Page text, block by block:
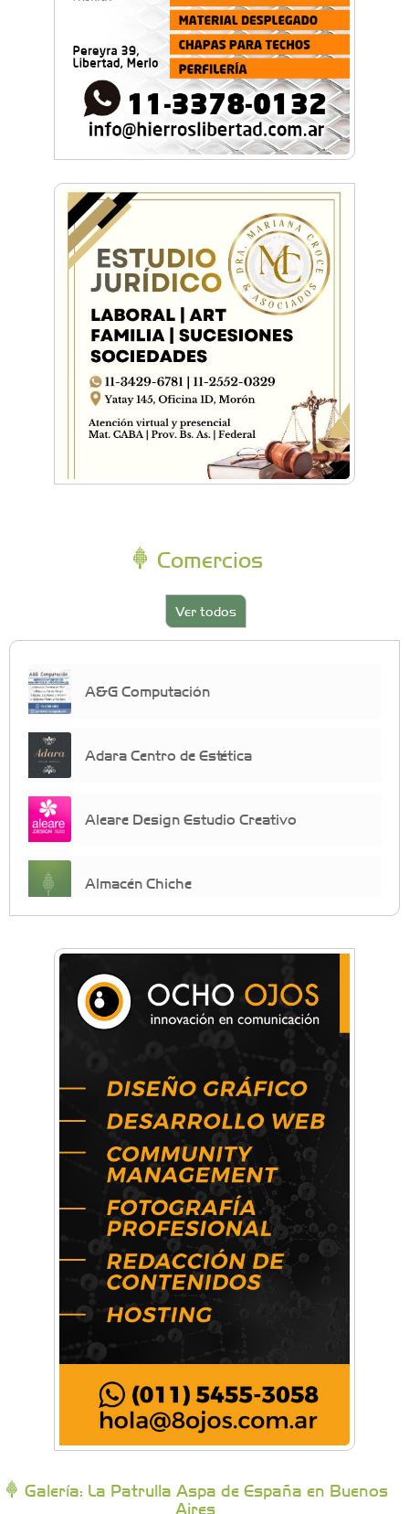
Comercios
Ver todos
A&G Computación
Adara Centro de Estética
Aleare Design Estudio Creativo
Almacén Chiche
crecimiento personal
Arq. Horacio Alejandro Sánchez
Artística ApasionArte
Artística Veral
BAIC Ramos Mejía
Brisé Estudio de Danzas
Buenos Aires Equipar
Galería: La Patrulla Aspa de España en Buenos
Aires